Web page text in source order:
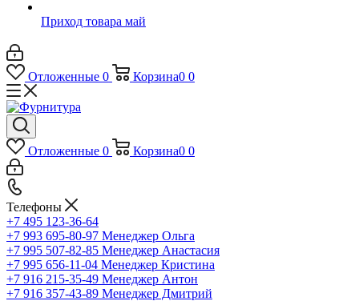
Приход товара май
Отложенные 0 Корзина0 0
Отложенные 0 Корзина0 0
Телефоны
+7 495 123-36-64
+7 993 695-80-97 Менеджер Ольга
+7 995 507-82-85 Менеджер Анастасия
+7 995 656-11-04 Менеджер Кристина
+7 916 215-35-49 Менеджер Антон
+7 916 357-43-89 Менеджер Дмитрий